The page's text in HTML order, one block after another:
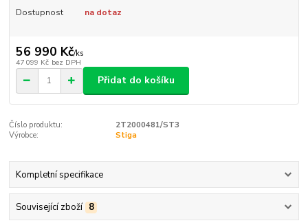
Dostupnost na dotaz
56 990 Kč/ks
47 099 Kč bez DPH
Přidat do košíku
Číslo produktu:
2T2000481/ST3
Výrobce:
Stiga
Kompletní specifikace
Související zboží 8